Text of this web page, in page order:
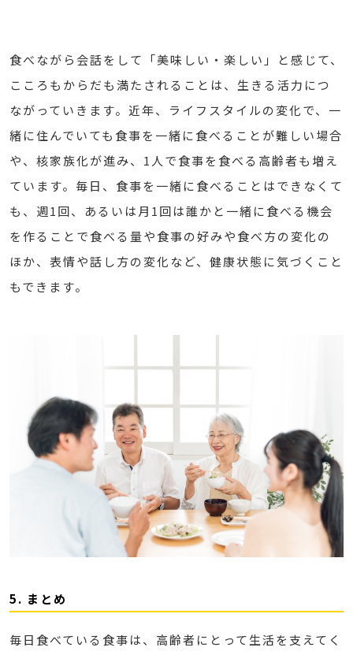
食べながら会話をして「美味しい・楽しい」と感じて、
こころもからだも満たされることは、生きる活力につ
ながっていきます。近年、ライフスタイルの変化で、一
緒に住んでいても食事を一緒に食べることが難しい場合
や、核家族化が進み、1人で食事を食べる高齢者も増え
ています。毎日、食事を一緒に食べることはできなくて
も、週1回、あるいは月1回は誰かと一緒に食べる機会
を作ることで食べる量や食事の好みや食べ方の変化の
ほか、表情や話し方の変化など、健康状態に気づくこと
もできます。
5. まとめ
毎日食べている食事は、高齢者にとって生活を支えてく